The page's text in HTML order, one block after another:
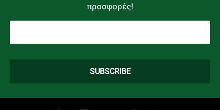
προσφορές!